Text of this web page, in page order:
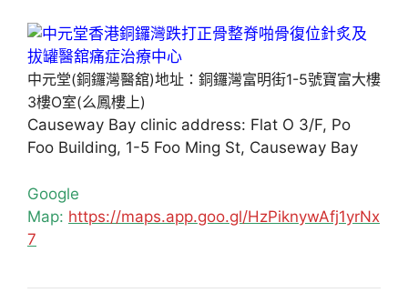
中元堂(銅鑼灣醫舘)地址：銅鑼灣富明街1-5號寶富大樓
3樓O室(么鳳樓上)
Causeway Bay clinic address: Flat O 3/F, Po
Foo Building, 1-5 Foo Ming St, Causeway Bay
Google
Map: https://maps.app.goo.gl/HzPiknywAfj1yrNx
7